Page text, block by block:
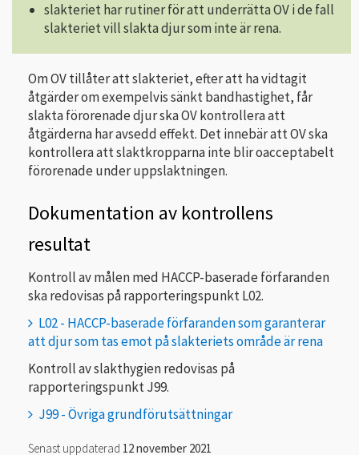
slakteriet har rutiner för att underrätta OV i de fall
slakteriet vill slakta djur som inte är rena.
Om OV tillåter att slakteriet, efter att ha vidtagit
åtgärder om exempelvis sänkt bandhastighet, får
slakta förorenade djur ska OV kontrollera att
åtgärderna har avsedd effekt. Det innebär att OV ska
kontrollera att slaktkropparna inte blir oacceptabelt
förorenade under uppslaktningen.
Dokumentation av kontrollens
resultat
Kontroll av målen med HACCP-baserade förfaranden
ska redovisas på rapporteringspunkt L02.
L02 - HACCP-baserade förfaranden som garanterar
att djur som tas emot på slakteriets område är rena
Kontroll av slakthygien redovisas på
rapporteringspunkt J99.
J99 - Övriga grundförutsättningar
Senast uppdaterad 12 november 2021